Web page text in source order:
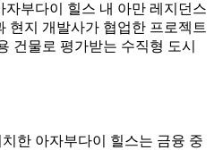
부다이 힐스 내 아만 레지던스
현지 개발사가 협업한 프로젝트
건물로 평가받는 수직형 도시
한 아자부다이 힐스는 금융 중